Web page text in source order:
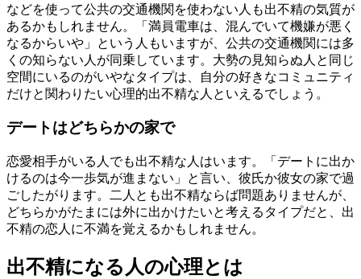
などを使って公共の交通機関を使わない人も出不精の気質が
あるかもしれません。「満員電車は、混んでいて機嫌が悪く
なるからいや」という人もいますが、公共の交通機関には多
くの知らない人が同乗しています。大勢の見知らぬ人と同じ
空間にいるのがいやなタイプは、自分の好きなコミュニティ
だけと関わりたい心理的出不精な人といえるでしょう。
デートはどちらかの家で
恋愛相手がいる人でも出不精な人はいます。「デートに出か
けるのは今一歩気が進まない」と言い、彼氏か彼女の家で過
ごしたがります。二人とも出不精ならば問題ありませんが、
どちらかがたまには外に出かけたいと考えるタイプだと、出
不精の恋人に不満を覚えるかもしれません。
出不精になる人の心理とは